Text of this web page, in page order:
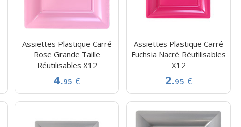
Assiettes Plastique Carré
Rose Grande Taille
Réutilisables X12
4.95 €
Assiettes Plastique Carré
Fuchsia Nacré Réutilisables
X12
2.95 €